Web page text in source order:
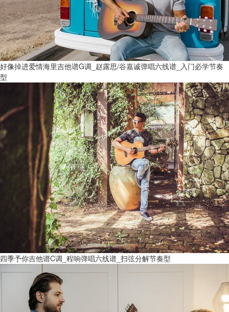
好像掉进爱情海里吉他谱G调_赵露思/谷嘉诚弹唱六线谱_入门必学节奏
型
四季予你吉他谱C调_程响弹唱六线谱_扫弦分解节奏型